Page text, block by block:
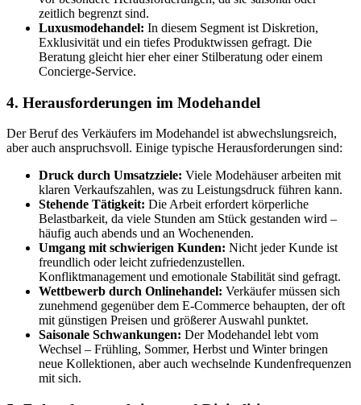
zeitlich begrenzt sind.
Luxusmodehandel: In diesem Segment ist Diskretion,
Exklusivität und ein tiefes Produktwissen gefragt. Die
Beratung gleicht hier eher einer Stilberatung oder einem
Concierge-Service.
4. Herausforderungen im Modehandel
Der Beruf des Verkäufers im Modehandel ist abwechslungsreich,
aber auch anspruchsvoll. Einige typische Herausforderungen sind:
Druck durch Umsatzziele: Viele Modehäuser arbeiten mit
klaren Verkaufszahlen, was zu Leistungsdruck führen kann.
Stehende Tätigkeit: Die Arbeit erfordert körperliche
Belastbarkeit, da viele Stunden am Stück gestanden wird –
häufig auch abends und an Wochenenden.
Umgang mit schwierigen Kunden: Nicht jeder Kunde ist
freundlich oder leicht zufriedenzustellen.
Konfliktmanagement und emotionale Stabilität sind gefragt.
Wettbewerb durch Onlinehandel: Verkäufer müssen sich
zunehmend gegenüber dem E-Commerce behaupten, der oft
mit günstigen Preisen und größerer Auswahl punktet.
Saisonale Schwankungen: Der Modehandel lebt vom
Wechsel – Frühling, Sommer, Herbst und Winter bringen
neue Kollektionen, aber auch wechselnde Kundenfrequenzen
mit sich.